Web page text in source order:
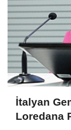
İtalyan
Loredana